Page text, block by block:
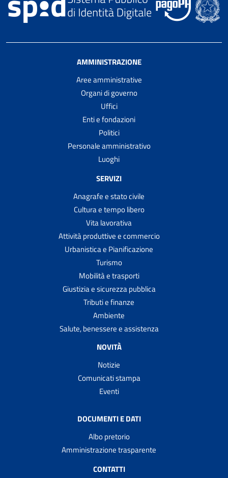
AMMINISTRAZIONE
Aree amministrative
Organi di governo
Uffici
Enti e fondazioni
Politici
Personale amministrativo
Luoghi
SERVIZI
Anagrafe e stato civile
Cultura e tempo libero
Vita lavorativa
Attività produttive e commercio
Urbanistica e Pianificazione
Turismo
Mobilità e trasporti
Giustizia e sicurezza pubblica
Tributi e finanze
Ambiente
Salute, benessere e assistenza
NOVITÀ
Notizie
Comunicati stampa
Eventi
DOCUMENTI E DATI
Albo pretorio
Amministrazione trasparente
CONTATTI